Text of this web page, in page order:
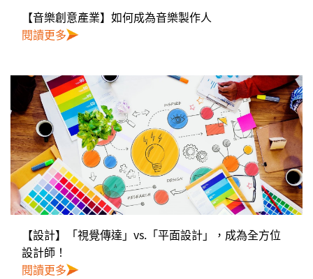
【音樂創意產業】如何成為音樂製作人
閱讀更多
【設計】「視覺傳達」vs.「平面設計」，成為全方位
設計師！
閱讀更多